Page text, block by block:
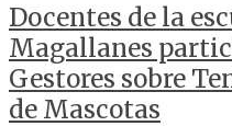
Docentes de la
Magallanes
Gestores sobre
de Mascotas